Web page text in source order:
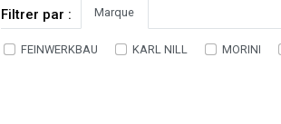
Filtrer par : Marque
FEINWERKBAU KARL NILL MORINI